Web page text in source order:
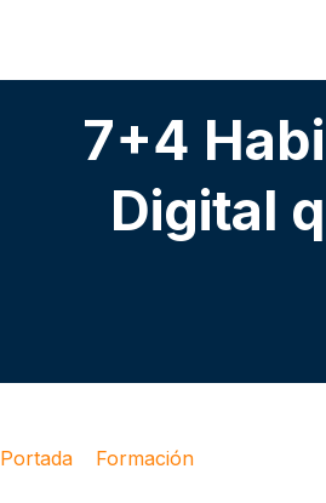
7+4
Digital
Portada Formación